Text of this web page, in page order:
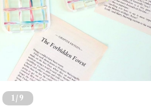
1 /9